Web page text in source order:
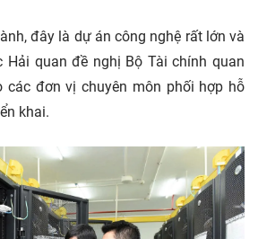
đây là dự án công nghệ rất lớn và
Hải quan đề nghị Bộ Tài chính quan
đơn vị chuyên môn phối hợp hỗ
khai.